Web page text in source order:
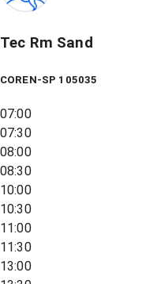
Tec Rm Sand
COREN-SP 105035
07:00
07:30
08:00
08:30
10:00
10:30
11:00
11:30
13:00